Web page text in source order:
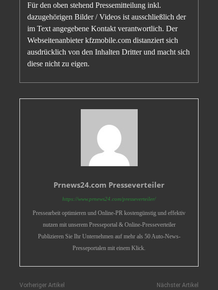
Für den oben stehend Pressemitteilung inkl.
dazugehörigen Bilder / Videos ist ausschließlich der
im Text angegebene Kontakt verantwortlich. Der
Webseitenanbieter kfzmobile.com distanziert sich
ausdrücklich von den Inhalten Dritter und macht sich
diese nicht zu eigen.
Prnews24.com Presseverteiler
https://www.prnews24.com/presseverteiler/
Pressearbeit optimieren und Online-PR kostengünstig und effektiv
nutzen mit unserem Presseportal & Online-Presseverteiler
Publizieren Sie Ihr Unternehmen auf mehr als 50 Auto-News-
Presseportalen mit einem Klick.
Vorheriger Artikel Nächster Artikel